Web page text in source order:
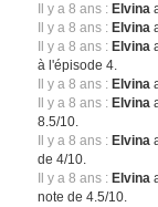
Il y a 8 ans : Elvina
Il y a 8 ans : Elvina
Il y a 8 ans : Elvina
à l'épisode 4.
Il y a 8 ans : Elvina
Il y a 8 ans : Elvina
8.5/10.
Il y a 8 ans : Elvina
de 4/10.
Il y a 8 ans : Elvina
note de 4.5/10.